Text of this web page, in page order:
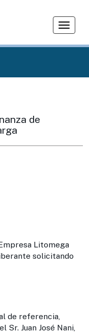
T
g
de
Litomega
solicitando
Juan José Nani,